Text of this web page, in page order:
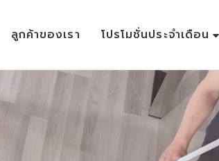
ลูกค้าของเรา โปรโมชั่นประจำเดือน